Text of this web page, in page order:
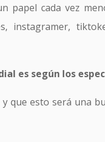
papel cada vez
instagramer,
es según los
que esto será una